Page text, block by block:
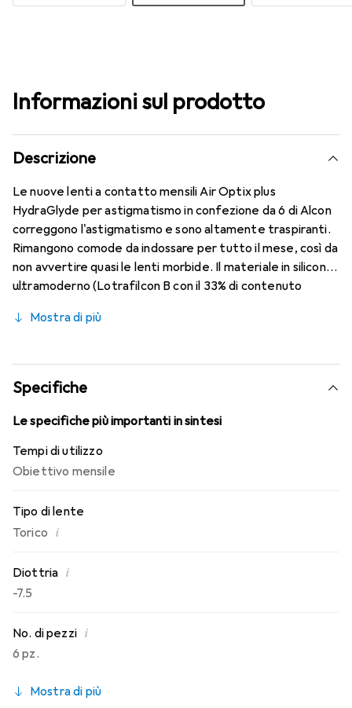
Informazioni sul prodotto
Descrizione
Le nuove lenti a contatto mensili Air Optix plus
HydraGlyde per astigmatismo in confezione da 6 di Alcon
correggono l'astigmatismo e sono altamente traspiranti.
Rimangono comode da indossare per tutto il mese, così da
non avvertire quasi le lenti morbide. Il materiale in silicone
ultramoderno (Lotrafilcon B con il 33% di contenuto
Moisture Matrix e la nota tecnologia SmartShield,
conosci. Un comfort duraturo e senza interruzioni per
tutto il giorno con le lenti mensili.
Mostra di più
Specifiche
Le specifiche più importanti in sintesi
Tempi di utilizzo
Obiettivo mensile
Tipo di lente
Torico i
Diottria i
-7.5
No. di pezzi i
6 pz.
Mostra di più